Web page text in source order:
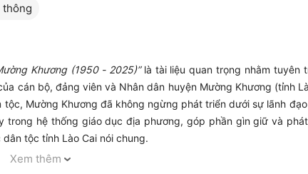
thông
Khương (1950 - 2025)”là tài liệu quan trọng nhằm tuyên
cán bộ, đảng viên và Nhân dân huyện Mường Khương (tỉnh
Mường Khương đã không ngừng phát triển dưới sự lãnh
trong hệ thống giáo dục địa phương, góp phần gìn giữ và
tộc tỉnh Lào Cai nói chung.
Xem thêm